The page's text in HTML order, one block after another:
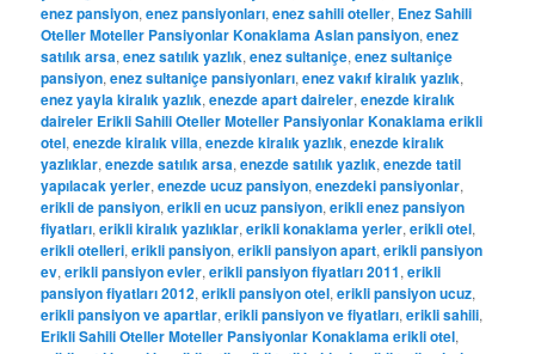
enez pansiyon,enez pansiyonları,enez sahili oteller, Enez Sahili
Oteller Moteller Pansiyonlar Konaklama Aslan pansiyon,enez
satılık arsa,enez satılık yazlık,enez sultaniçe,enez sultaniçe
pansiyon,enez sultaniçe pansiyonları,enez vakıf kiralık yazlık,
enez yayla kiralık yazlık,enezde apart daireler,enezde kiralık
daireler Erikli Sahili Oteller Moteller Pansiyonlar Konaklama erikli
otel,enezde kiralık villa,enezde kiralık yazlık,enezde kiralık
yazlıklar,enezde satılık arsa,enezde satılık yazlık,enezde tatil
yapılacak yerler,enezde ucuz pansiyon,enezdeki pansiyonlar,
erikli de pansiyon,erikli en ucuz pansiyon,erikli enez pansiyon
fiyatları,erikli kiralık yazlıklar,erikli konaklama yerler,erikli otel,
erikli otelleri,erikli pansiyon,erikli pansiyon apart,erikli pansiyon
ev,erikli pansiyon evler,erikli pansiyon fiyatları 2011,erikli
pansiyon fiyatları 2012,erikli pansiyon otel,erikli pansiyon ucuz,
erikli pansiyon ve apartlar,erikli pansiyon ve fiyatları,erikli sahili,
Erikli Sahili Oteller Moteller Pansiyonlar Konaklama erikli otel,